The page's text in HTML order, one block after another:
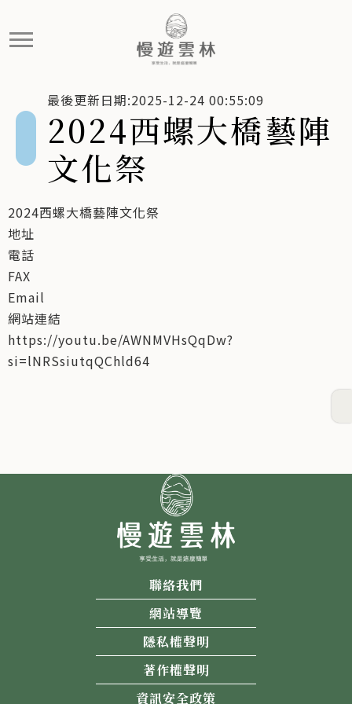
2024西螺大橋藝陣文化祭
最後更新日期:2025-12-24 00:55:09
2024西螺大橋藝陣
文化祭
2024西螺大橋藝陣文化祭
地址
電話
FAX
Email
網站連結
https://youtu.be/AWNMVHsQqDw?
si=lNRSsiutqQChld64
聯絡我們
網站導覽
隱私權聲明
著作權聲明
資訊安全政策